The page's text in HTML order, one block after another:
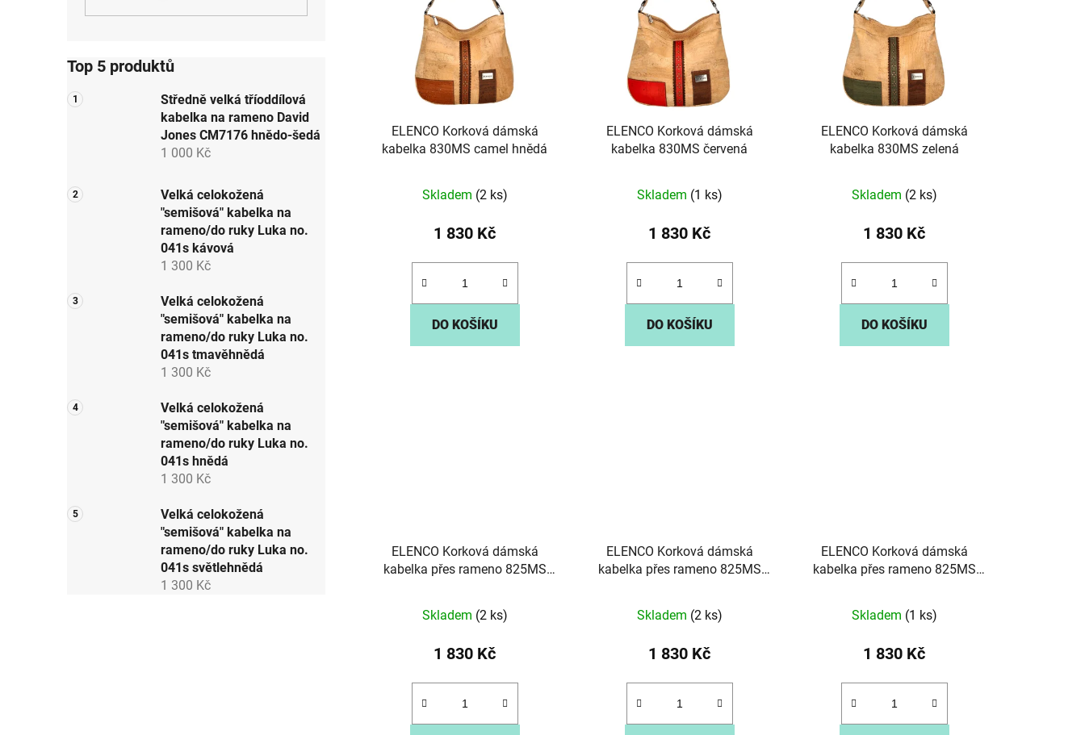
e
l
Top 5 produktů
Středně velká tříoddílová
kabelka na rameno David
Jones CM7176 hnědo-šedá
1 000 Kč
Velká celokožená
"semišová" kabelka na
rameno/do ruky Luka no.
041s kávová
1 300 Kč
Velká celokožená
"semišová" kabelka na
rameno/do ruky Luka no.
041s tmavěhnědá
1 300 Kč
Velká celokožená
"semišová" kabelka na
rameno/do ruky Luka no.
041s hnědá
1 300 Kč
Velká celokožená
"semišová" kabelka na
rameno/do ruky Luka no.
041s světlehnědá
1 300 Kč
o
d
k
t
ELENCO Korková dámská
kabelka 830MS camel hnědá
Skladem (2 ks)
1 830 Kč
DO KOŠÍKU
ELENCO Korková dámská
kabelka 830MS červená
Skladem (1 ks)
1 830 Kč
DO KOŠÍKU
ELENCO Korková dámská
kabelka 830MS zelená
Skladem (2 ks)
1 830 Kč
DO KOŠÍKU
ELENCO Korková dámská
kabelka přes rameno 825MS
Skladem (2 ks)
1 830 Kč
ELENCO Korková dámská
kabelka přes rameno 825MS
Skladem (2 ks)
1 830 Kč
ELENCO Korková dámská
kabelka přes rameno 825MS
Skladem (1 ks)
1 830 Kč